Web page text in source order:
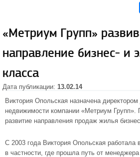
«Метриум Групп»
направление бизнес- и
класса
Дата публикации: 13.02.14
Виктория Опольская назначена
недвижимости компании «Метриум Групп».
развитие направления продаж жилья
С 2003 года Виктория Опольская работала
в частности, где прошла путь от